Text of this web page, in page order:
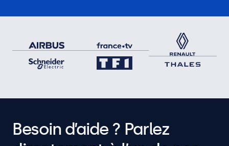
Besoin d’aide ? Parlez